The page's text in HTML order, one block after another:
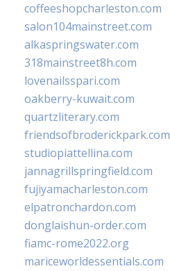
coffeeshopcharleston.com
salon104mainstreet.com
alkaspringswater.com
318mainstreet8h.com
lovenailsspari.com
oakberry-kuwait.com
quartzliterary.com
friendsofbroderickpark.com
studiopiattellina.com
jannagrillspringfield.com
fujiyamacharleston.com
elpatronchardon.com
donglaishun-order.com
fiamc-rome2022.org
mariceworldessentials.com